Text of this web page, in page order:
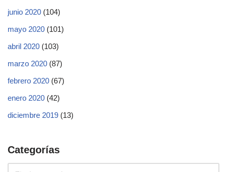
junio 2020 (104)
mayo 2020 (101)
abril 2020 (103)
marzo 2020 (87)
febrero 2020 (67)
enero 2020 (42)
diciembre 2019 (13)
Categorías